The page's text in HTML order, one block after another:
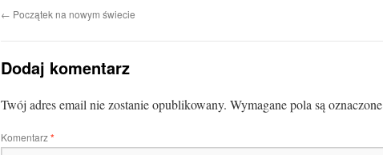
← Początek na nowym świecie
Dodaj komentarz
Twój adres email nie zostanie opublikowany. Wymagane pola są oznaczone
Komentarz*